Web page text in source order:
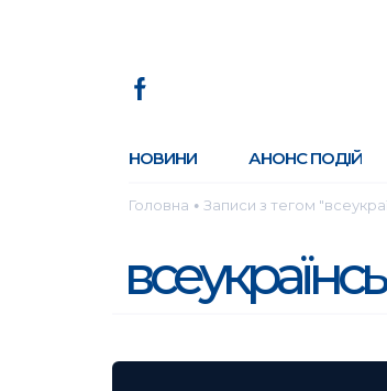
НОВИНИ АНОНС ПОДІЙ
Головна ● Записи з тегом